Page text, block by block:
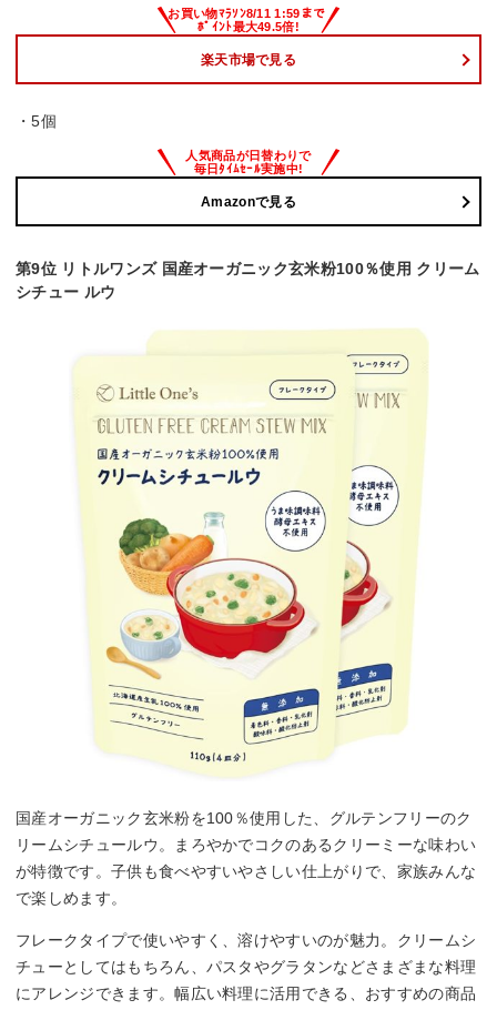
楽天市場で見る
・5個
Amazonで見る
第9位 リトルワンズ 国産オーガニック玄米粉100％使用 クリーム
シチュー ルウ
国産オーガニック玄米粉を100％使用した、グルテンフリーのク
リームシチュールウ。まろやかでコクのあるクリーミーな味わい
が特徴です。子供も食べやすいやさしい仕上がりで、家族みんな
で楽しめます。
フレークタイプで使いやすく、溶けやすいのが魅力。クリームシ
チューとしてはもちろん、パスタやグラタンなどさまざまな料理
にアレンジできます。幅広い料理に活用できる、おすすめの商品